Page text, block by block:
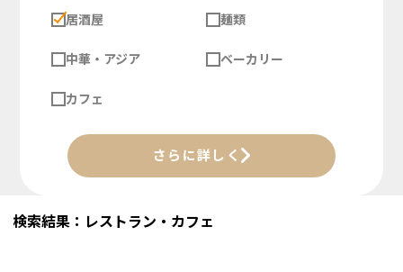
居酒屋 麺類
中華・アジア ベーカリー
カフェ
さらに詳しく
検索結果：レストラン・カフェ